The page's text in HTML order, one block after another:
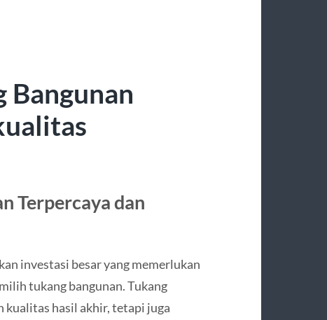
Bangunan
Terpercaya dan
investasi besar yang memerlukan
tukang bangunan. Tukang
kualitas hasil akhir, tetapi juga